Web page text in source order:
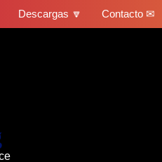
Descargas 🔽 Contacto ✉